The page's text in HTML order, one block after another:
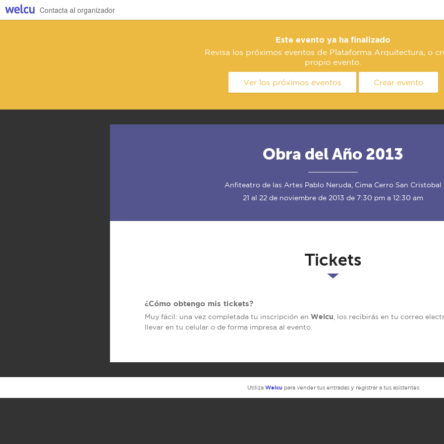
Contacta al organizador
Este evento ya ha finalizado
Revisa los próximos eventos de Plataforma Arquitectura, o
propio evento.
Ver los próximos eventos Crear evento
Obra del Año 2013
Anfiteatro de las Artes Pablo Neruda, Cima Cerro San Cristobal
21 al 22 de noviembre de 2013 de 7:30 pm a 12:30 am
Tickets
¿Cómo obtengo mis tickets?
Muy fácil: una vez completada tu inscripción en Welcu , los recibirás en tu correo
llevar en tu celular o de forma impresa al evento.
Utiliza Welcu para vender tus entradas y registrar a tus asistentes